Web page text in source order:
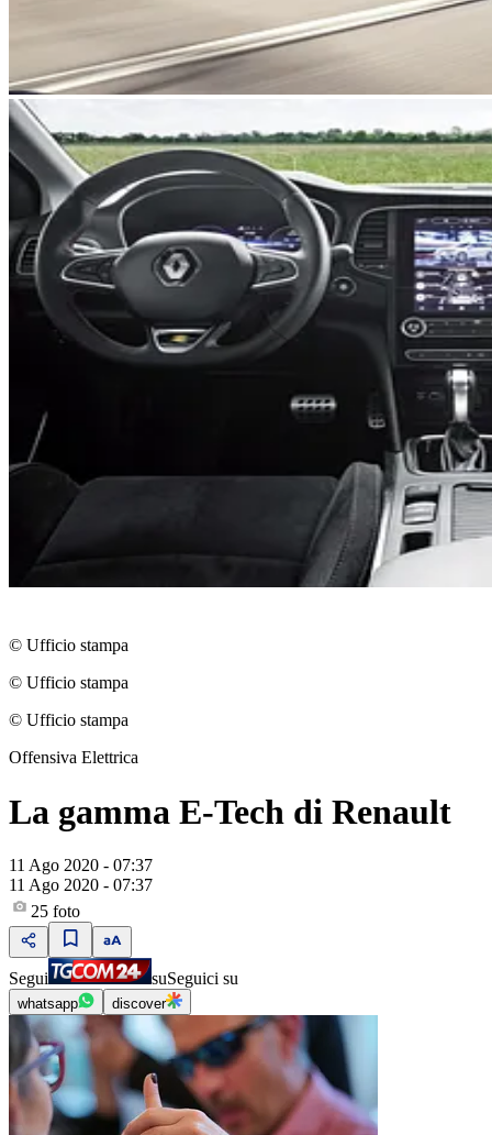
© Ufficio stampa
© Ufficio stampa
© Ufficio stampa
Offensiva Elettrica
La gamma E-Tech di Renault
11 Ago 2020 - 07:37
11 Ago 2020 - 07:37
25 foto
Segui suSeguici su
whatsapp discover